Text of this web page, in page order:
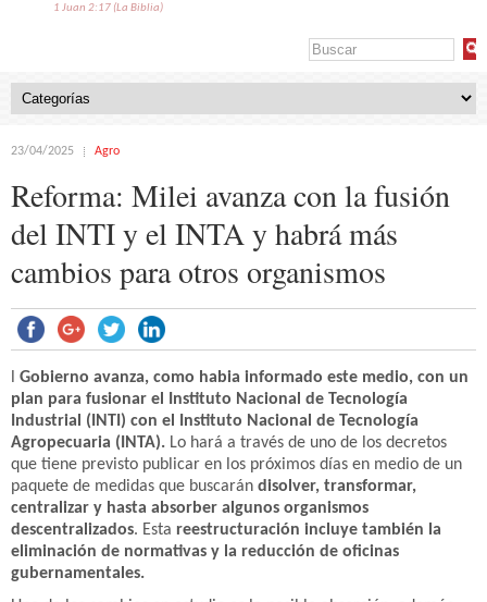
1 Juan 2:17 (La Biblia)
23/04/2025 Agro
Reforma: Milei avanza con la fusión
del INTI y el INTA y habrá más
cambios para otros organismos
Gobierno avanza, como habia informado este medio, con un
plan para fusionar el Instituto Nacional de Tecnología
Industrial (INTI) con el Instituto Nacional de Tecnología
Agropecuaria (INTA). Lo hará a través de uno de los decretos
que tiene previsto publicar en los próximos días en medio de un
paquete de medidas que buscarán disolver, transformar,
centralizar y hasta absorber algunos organismos
descentralizados. Esta reestructuración incluye también la
eliminación de normativas y la reducción de oficinas
gubernamentales.